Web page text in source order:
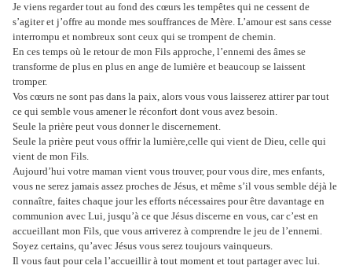
Je viens regarder tout au fond des cœurs les tempêtes qui ne cessent de
s’agiter et j’offre au monde mes souffrances de Mère. L’amour est sans cesse
interrompu et nombreux sont ceux qui se trompent de chemin.
En ces temps où le retour de mon Fils approche, l’ennemi des âmes se
transforme de plus en plus en ange de lumière et beaucoup se laissent
tromper.
Vos cœurs ne sont pas dans la paix, alors vous vous laisserez attirer par tout
ce qui semble vous amener le réconfort dont vous avez besoin.
Seule la prière peut vous donner le discernement.
Seule la prière peut vous offrir la lumière,celle qui vient de Dieu, celle qui
vient de mon Fils.
Aujourd’hui votre maman vient vous trouver, pour vous dire, mes enfants,
vous ne serez jamais assez proches de Jésus, et même s’il vous semble déjà le
connaître, faites chaque jour les efforts nécessaires pour être davantage en
communion avec Lui, jusqu’à ce que Jésus discerne en vous, car c’est en
accueillant mon Fils, que vous arriverez à comprendre le jeu de l’ennemi.
Soyez certains, qu’avec Jésus vous serez toujours vainqueurs.
Il vous faut pour cela l’accueillir à tout moment et tout partager avec lui.